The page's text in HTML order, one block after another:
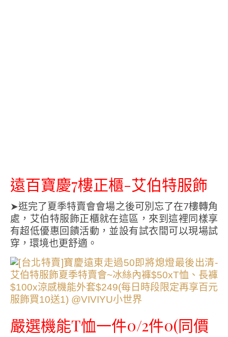
遠百寶慶7樓正櫃-艾伯特服飾
➤逛完了夏季特賣會會場之後可別忘了在7樓轉角
處，艾伯特服飾正櫃就在這區，來到這裡同樣享
有超低優惠回饋活動，並設有試衣間可以現場試
穿，環境也更舒適。
嚴選機能T恤一件0/2件0(同價